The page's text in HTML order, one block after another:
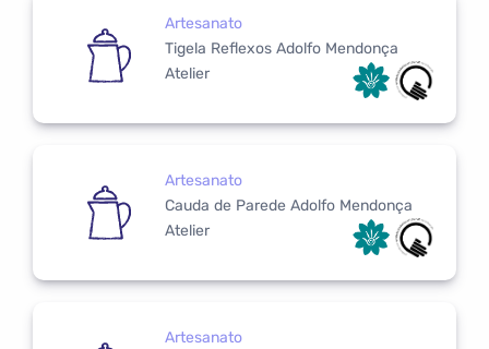
Artesanato
Tigela Reflexos Adolfo Mendonça
Atelier
Artesanato
Cauda de Parede Adolfo Mendonça
Atelier
Artesanato